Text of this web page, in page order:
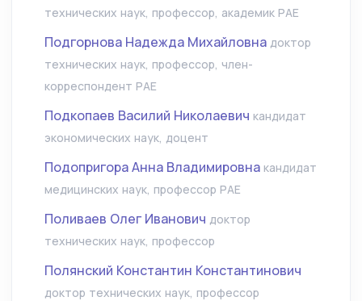
технических наук, профессор, академик РАЕ
Подгорнова Надежда Михайловна доктор
технических наук, профессор, член-
корреспондент РАЕ
Подкопаев Василий Николаевич кандидат
экономических наук, доцент
Подопригора Анна Владимировна кандидат
медицинских наук, профессор РАЕ
Поливаев Олег Иванович доктор
технических наук, профессор
Полянский Константин Константинович
доктор технических наук, профессор